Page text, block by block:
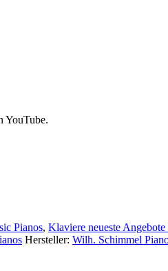
YouTube.
Pianos, Klaviere neueste Angebote
Hersteller: Wilh. Schimmel